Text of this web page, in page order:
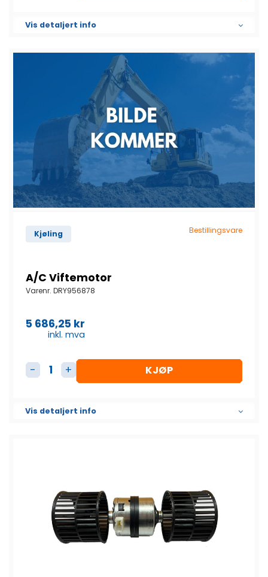
Vis detaljert info
Kjøling Bestillingsvare
A/C Viftemotor
Varenr. DRY956878
5 686,25 kr
inkl. mva
A/C Viftemotor antall KJØP
Vis detaljert info